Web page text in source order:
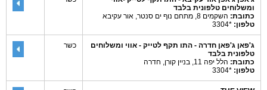
ומשלוחים טלפונית בלבד
כתובת: השקמים 8, מתחם נוף ים סנטר, אור עקיבא
טלפון: *3304
ג'פאן ג'פאן חדרה - התו תקף לטייק - אווי ומשלוחים
טלפונית בלבד
כתובת: הלל יפה 11, בניין קורן, חדרה
טלפון: *3304
כשר